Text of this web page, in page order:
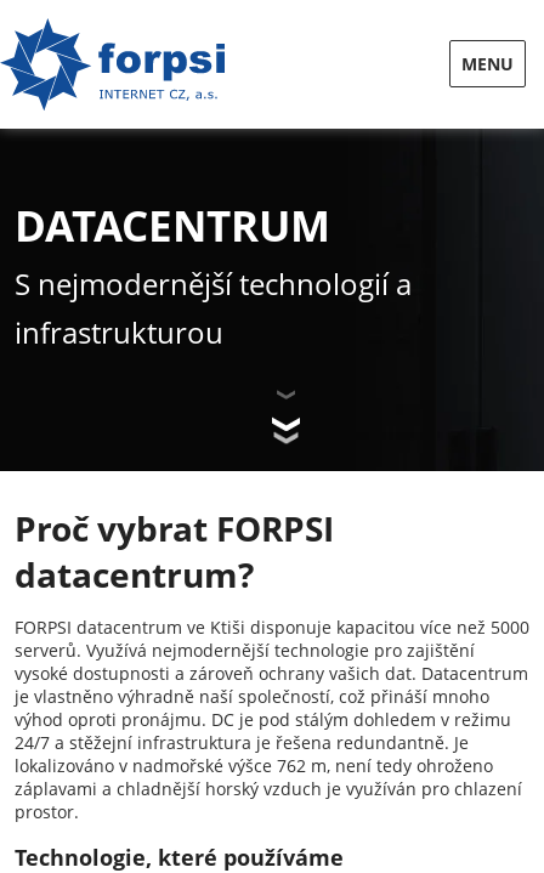
MENU
DATACENTRUM
S nejmodernější technologií a
infrastrukturou
Proč vybrat FORPSI
datacentrum?
FORPSI datacentrum ve Ktiši disponuje kapacitou více než 5000
serverů. Využívá nejmodernější technologie pro zajištění
vysoké dostupnosti a zároveň ochrany vašich dat. Datacentrum
je vlastněno výhradně naší společností, což přináší mnoho
výhod oproti pronájmu. DC je pod stálým dohledem v režimu
24/7 a stěžejní infrastruktura je řešena redundantně. Je
lokalizováno v nadmořské výšce 762 m, není tedy ohroženo
záplavami a chladnější horský vzduch je využíván pro chlazení
prostor.
Technologie, které používáme